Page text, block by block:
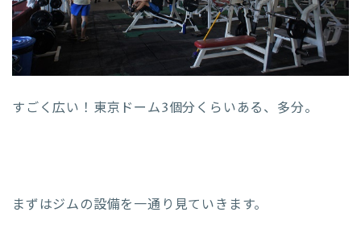
すごく広い！東京ドーム3個分くらいある、多分。
まずはジムの設備を一通り見ていきます。